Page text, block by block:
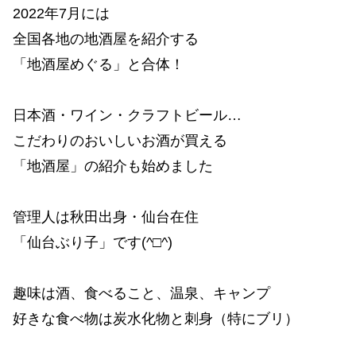
2022年7月には
全国各地の地酒屋を紹介する
「地酒屋めぐる」と合体！
日本酒・ワイン・クラフトビール…
こだわりのおいしいお酒が買える
「地酒屋」の紹介も始めました
管理人は秋田出身・仙台在住
「仙台ぶり子」です(^□^)
趣味は酒、食べること、温泉、キャンプ
好きな食べ物は炭水化物と刺身（特にブリ）